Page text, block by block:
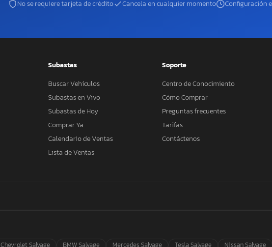
No se requiere tarjeta de crédito Cancela en cualquier momento Configuración
Subastas
Buscar Vehículos
Subastas en Vivo
Subastas de Hoy
Comprar Ya
Calendario de Ventas
Lista de Ventas
Soporte
Centro de Conocimiento
Cómo Comprar
Preguntas frecuentes
Tarifas
Contáctenos
Chevrolet Salvage BMW Salvage Mercedes Salvage Tesla Salvage Nissan Salvage